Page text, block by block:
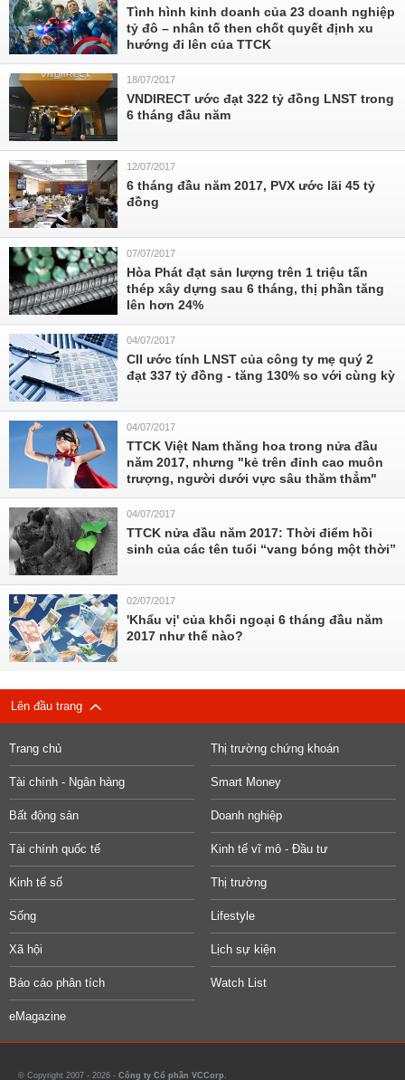
Tình hình kinh doanh của 23 doanh nghiệp
tỷ đô – nhân tố then chốt quyết định xu
hướng đi lên của TTCK
18/07/2017
VNDIRECT ước đạt 322 tỷ đồng LNST trong
6 tháng đầu năm
12/07/2017
6 tháng đầu năm 2017, PVX ước lãi 45 tỷ
đồng
07/07/2017
Hòa Phát đạt sản lượng trên 1 triệu tấn
thép xây dựng sau 6 tháng, thị phần tăng
lên hơn 24%
04/07/2017
CII ước tính LNST của công ty mẹ quý 2
đạt 337 tỷ đồng - tăng 130% so với cùng kỳ
04/07/2017
TTCK Việt Nam thăng hoa trong nửa đầu
năm 2017, nhưng "kẻ trên đỉnh cao muôn
trượng, người dưới vực sâu thăm thẳm"
04/07/2017
TTCK nửa đầu năm 2017: Thời điểm hồi
sinh của các tên tuổi “vang bóng một thời”
02/07/2017
'Khẩu vị' của khối ngoại 6 tháng đầu năm
2017 như thế nào?
Lên đầu trang
Trang chủ Thị trường chứng khoán
Tài chính - Ngân hàng Smart Money
Bất động sản Doanh nghiệp
Tài chính quốc tế Kinh tế vĩ mô - Đầu tư
Kinh tế số Thị trường
Sống Lifestyle
Xã hội Lịch sự kiện
Báo cáo phân tích Watch List
eMagazine
© Copyright 2007 - 2026 - Công ty Cổ phần VCCorp.